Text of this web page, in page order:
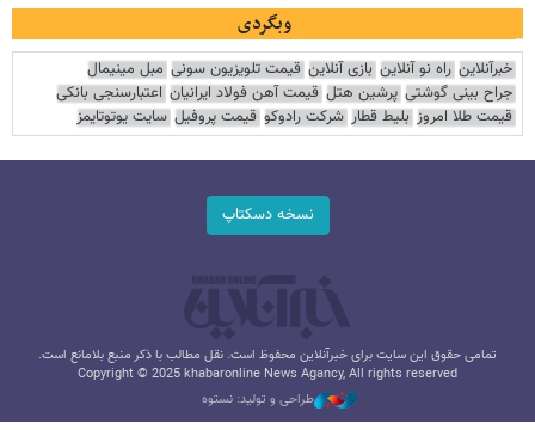
وبگردی
خبرآنلاین راه نو آنلاین بازی آنلاین قیمت تلویزیون سونی مبل مینیمال
جراح بینی گوشتی پرشین هتل قیمت آهن فولاد ایرانیان اعتبارسنجی بانکی
قیمت طلا امروز بلیط قطار شرکت رادوکو قیمت پروفیل سایت یوتوتایمز
نسخه دسکتاپ
تمامی حقوق این سایت برای خبرآنلاین محفوظ است. نقل مطالب با ذکر منبع بلامانع است.
Copyright © 2025 khabaronline News Agancy, All rights reserved
طراحی و تولید: نستوه